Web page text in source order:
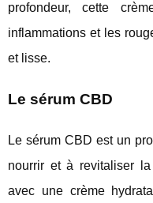
profondeur, cette
inflammations et les
et lisse.
Le sérum CBD
Le sérum CBD est un
nourrir et à revitaliser
avec une crème